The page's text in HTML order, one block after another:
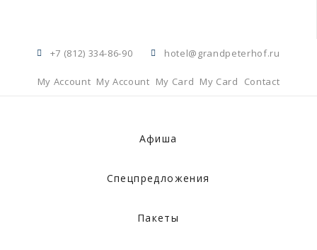
+7 (812) 334-86-90 hotel@grandpeterhof.ru
My Account My Account My Card My Card Contact
Афиша
Спецпредложения
Пакеты